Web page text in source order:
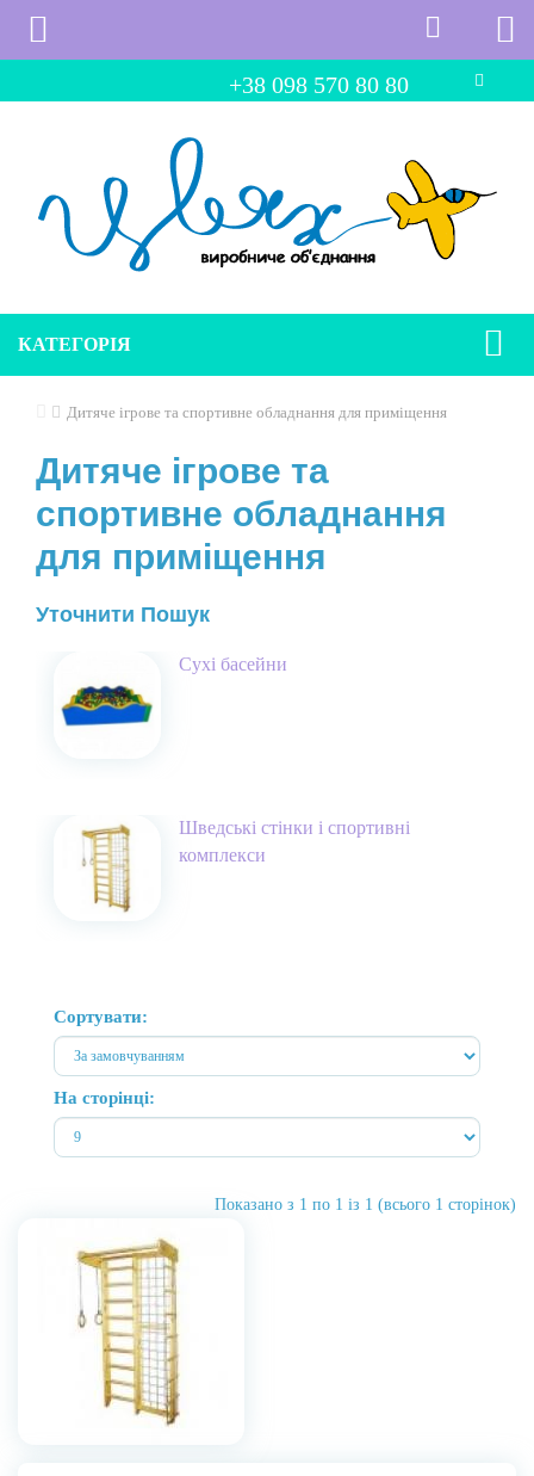
+38 098 570 80 80
КАТЕГОРІЯ
Дитяче ігрове та спортивне обладнання для приміщення
Дитяче ігрове та
спортивне обладнання
для приміщення
Уточнити Пошук
Сухі басейни
Шведські стінки і спортивні
комплекси
Сортувати:
На сторінці:
Показано з 1 по 1 із 1 (всього 1 сторінок)